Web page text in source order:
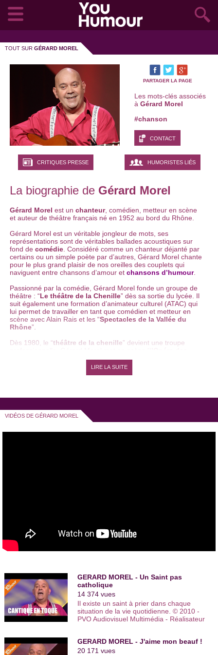
TOUT SUR GÉRARD MOREL
PARTAGER LA PAGE
Les mots-clés associés
à Gérard Morel
#chanson
CONTACT
CRITIQUES PRESSE HUMORISTES LIÉS
La biographie de Gérard Morel
Gérard Morel est un chanteur, comédien, metteur en scène
et auteur de théâtre français né en 1952 au bord du Rhône.
Gérard Morel est un véritable jongleur de mots, ses
représentations sont de véritables ballades acoustiques sur
fond de comédie . Considéré comme un chanteur déjanté par
certains ou un simple poète par d’autres, Gérard Morel chante
pour le plus grand plaisir de nos oreilles des couplets qui
naviguent entre chansons d’amour et chansons d’humour.
Passionné par la comédie, Gérard Morel fonde un groupe de
théâtre : “Le théâtre de la Chenille” dès sa sortie du lycée. Il
suit également une formation d’animateur culturel (ATAC) qui
lui permet de travailler en tant que comédien et metteur en
scène avec Alain Rais et les “Spectacles de la Vallée du
Rhône”.
Dès 1980, le “théâtre de la chenille” devient une troupe
”, de John Gay et “Lettre d’une inconnue
Stefan Zweig. Mais c’est en travaillant sur un spectacle
, écrit par René Escude, que Gérard
En 1985, Gérard Morel fonde “Le théâtre à découvert”, un
l’Hermitage.
l’Accompagnent”.
En 2001, il joue un récital acoustique en
Monteil dans “Gérard Morel, un bon gars pas dégueu”. Il
En 2007, il crée un nouveau récital acoustique “
& le Duette qui l’accompagne” avec 2 musiciens : Marie-
Claire Dupuy et Alain Territo. Un an plus tard, il monte un
nouveau spectacle : “
Gérard Morel & Toute la Clique qui
l’Accompagne” accompagné de 6 musiciens dirigés pars
Stéphane Méjean. Un de ses spectacles ”Un Moment avec
En 2008, Gérard Morel devient président duCentre De La
LIRE LA SUITE
VIDÉOS DE GÉRARD MOREL
GERARD MOREL - Un Saint pas
catholique
14 374 vues
Il existe un saint à prier dans chaque
situation de la vie quotidienne. © 2010 -
PVO Audiovisuel Multimédia - Réalisateur
GERARD MOREL - J'aime mon beauf !
20 171 vues